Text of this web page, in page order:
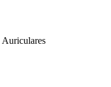
Auriculares